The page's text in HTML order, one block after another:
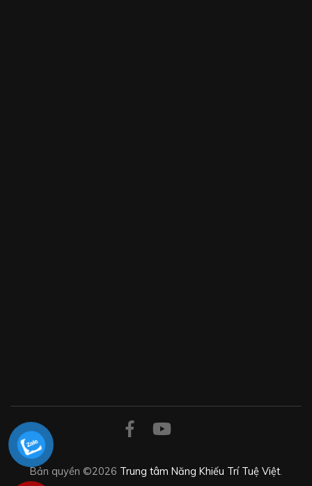
Bản quyền ©2026 Trung tâm Năng Khiếu Trí Tuệ Việt